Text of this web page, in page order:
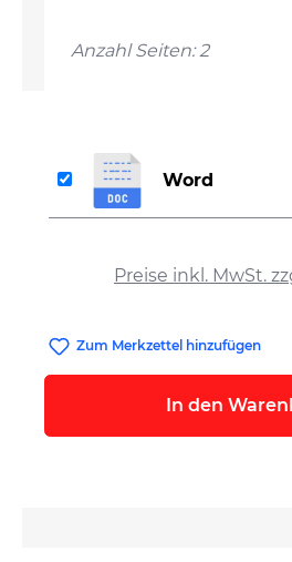
Anzahl Seiten: 2
Preise inkl. MwSt.
Word
Zum Merkzettel hinzufügen
In den